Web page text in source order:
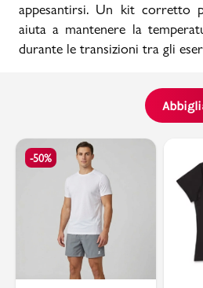
appesantirsi. Un kit corretto
aiuta a mantenere la
durante le transizioni tra gli
-50%